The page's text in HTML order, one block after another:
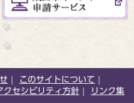
このサイトについて
クセシビリティ方針 リンク集